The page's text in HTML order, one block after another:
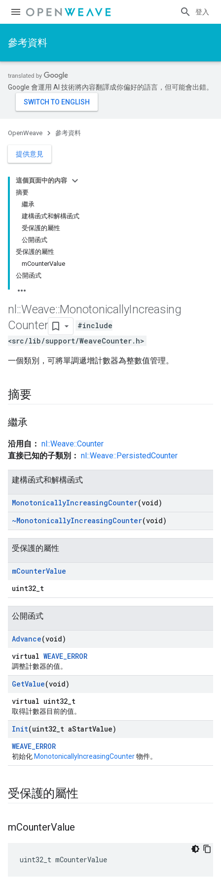
登入
參考資料
Google 會運用 AI 技術將內容翻譯成你偏好的語言，但可能會出錯。
OpenWeave 參考資料
提供意見
這個頁面中的內容
摘要
繼承
建構函式和解構函式
受保護的屬性
公開函式
受保護的屬性
mCounterValue
公開函式
nl ::Weave::MonotonicallyIncreasing
Counter
#include
<src/lib/support/WeaveCounter.h>
一個類別，可將單調遞增計數器為整數值管理。
摘要
繼承
沿用自： nl::Weave::Counter
直接已知的子類別： nl::Weave::PersistedCounter
建構函式和解構函式
MonotonicallyIncreasingCounter(void)
~MonotonicallyIncreasingCounter(void)
受保護的屬性
mCounterValue
uint32_t
公開函式
Advance(void)
virtual WEAVE_ERROR
調整計數器的值。
GetValue(void)
virtual uint32_t
取得計數器目前的值。
Init(uint32 t aStartValue)
WEAVE_ERROR
初始化 MonotonicallyIncreasingCounter物件。
受保護的屬性
mCounterValue
uint32_t mCounterValue